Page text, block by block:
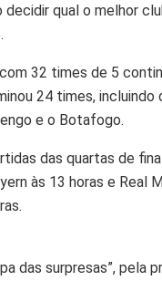
decidir qual o melhor
32 times de 5
24 times, incluindo
e o Botafogo.
das quartas de
às 13 horas e Real
das surpresas”, pela